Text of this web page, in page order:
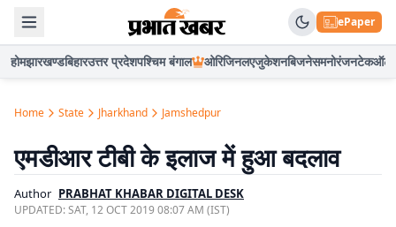
ePaper
होमझारखण्डबिहारउत्तर प्रदेशपश्चिम बंगाल ओरिजिनलएजुकेशनबिजनेसमनोरंजनटेकऑटो
Home State Jharkhand Jamshedpur
एमडीआर टीबी के इलाज में हुआ बदलाव
Author PRABHAT KHABAR DIGITAL DESK
UPDATED:SAT, 12 OCT 2019 08:07 AM (IST)